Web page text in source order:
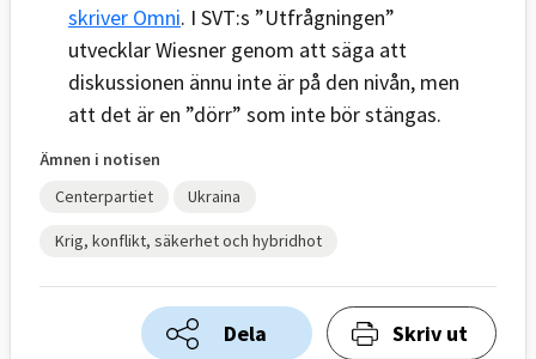
skriver Omni. I SVT:s ”Utfrågningen”
utvecklar Wiesner genom att säga att
diskussionen ännu inte är på den nivån, men
att det är en ”dörr” som inte bör stängas.
Ämnen i notisen
Centerpartiet
Ukraina
Krig, konflikt, säkerhet och hybridhot
Dela Skriv ut